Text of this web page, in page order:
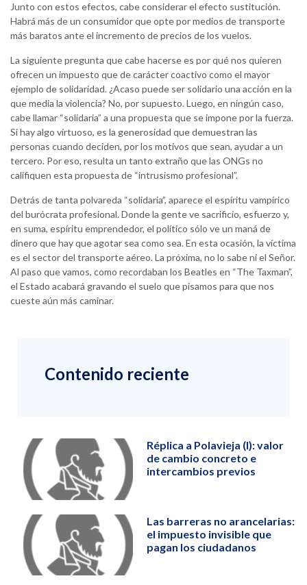
Junto con estos efectos, cabe considerar el efecto sustitución.
Habrá más de un consumidor que opte por medios de transporte
más baratos ante el incremento de precios de los vuelos.
La siguiente pregunta que cabe hacerse es por qué nos quieren
ofrecen un impuesto que de carácter coactivo como el mayor
ejemplo de solidaridad. ¿Acaso puede ser solidario una acción en la
que media la violencia? No, por supuesto. Luego, en ningún caso,
cabe llamar “solidaria” a una propuesta que se impone por la fuerza.
Si hay algo virtuoso, es la generosidad que demuestran las
personas cuando deciden, por los motivos que sean, ayudar a un
tercero. Por eso, resulta un tanto extraño que las ONGs no
califiquen esta propuesta de “intrusismo profesional”.
Detrás de tanta polvareda “solidaria”, aparece el espíritu vampírico
del burócrata profesional. Donde la gente ve sacrificio, esfuerzo y,
en suma, espíritu emprendedor, el político sólo ve un maná de
dinero que hay que agotar sea como sea. En esta ocasión, la víctima
es el sector del transporte aéreo. La próxima, no lo sabe ni el Señor.
Al paso que vamos, como recordaban los Beatles en “The Taxman”,
el Estado acabará gravando el suelo que pisamos para que nos
cueste aún más caminar.
Contenido reciente
Réplica a Polavieja (I): valor
de cambio concreto e
intercambios previos
Las barreras no arancelarias:
el impuesto invisible que
pagan los ciudadanos